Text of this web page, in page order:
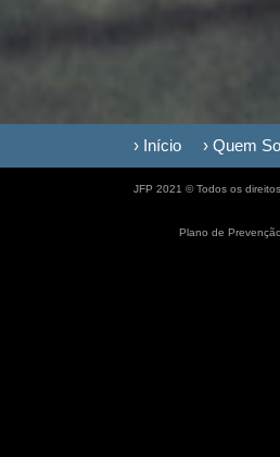
› Início › Quem
JFP 2021 © Todos os
Plano de